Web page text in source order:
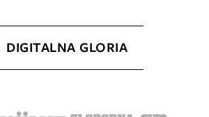
DIGITALNA GLORIA